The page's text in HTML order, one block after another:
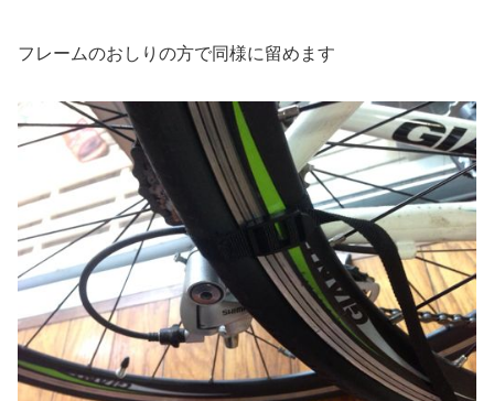
フレームのおしりの方で同様に留めます